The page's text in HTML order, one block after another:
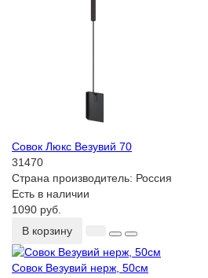
Совок Люкс Везувий 70
31470
Страна производитель: Россия
Есть в наличии
1090 руб.
В корзину
Совок Везувий нерж, 50см